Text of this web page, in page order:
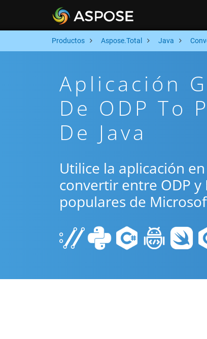
Productos Aspose.Total Java
Aplicación
De ODP To
De Java
Utilice la aplicación
convertir entre ODP y
populares de